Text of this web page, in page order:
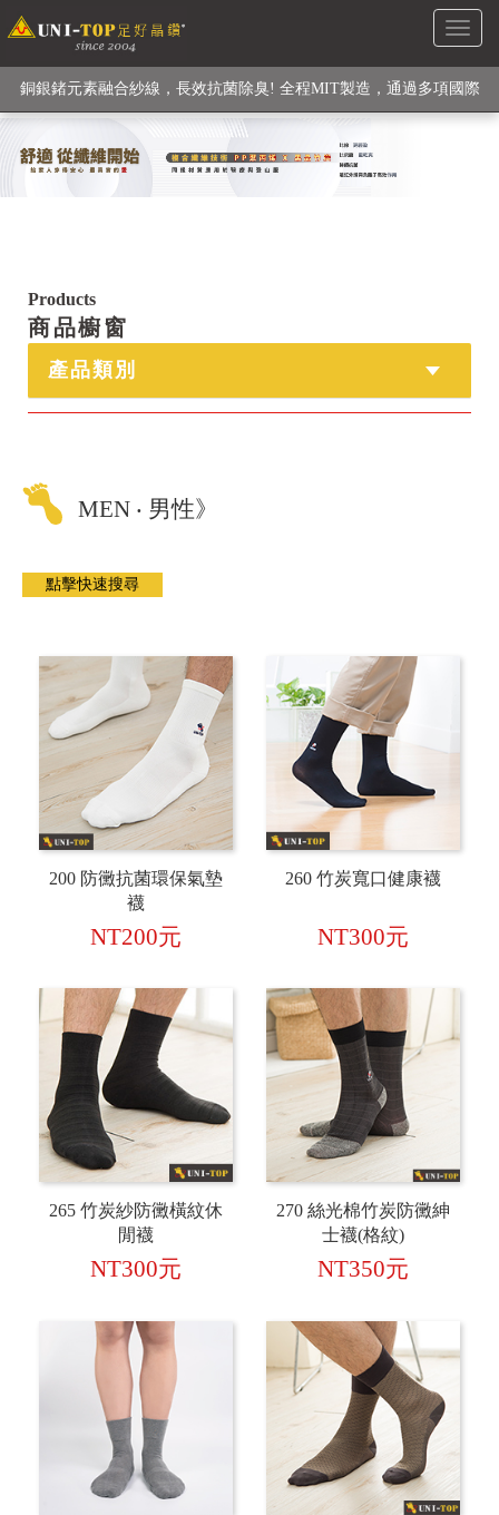
Toggle
級高性能纖維素材), 機能貼身衣物No. 1
銅銀鍺元素融合紗線，長效抗菌除臭! 全程MIT製造，通過多項國際
檢驗
【快來點我】H型銅銀纖維長效PP能量護膝! 支撐. 包覆感. 超透氣.
Products
商品櫥窗
產品類別
MEN ‧ 男性》
200 防黴抗菌環保氣墊
襪
NT200元
260 竹炭寬口健康襪
NT300元
265 竹炭紗防黴橫紋休
閒襪
NT300元
270 絲光棉竹炭防黴紳
士襪(格紋)
NT350元